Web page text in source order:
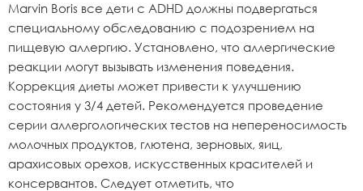
Marvin Boris все дети с ADHD должны подвергаться
специальному обследованию с подозрением на
пищевую аллергию. Установлено, что аллергические
реакции могут вызывать изменения поведения.
Коррекция диеты может привести к улучшению
состояния у 3/4 детей. Рекомендуется проведение
серии аллергологических тестов на непереносимость
молочных продуктов, глютена, зерновых, яиц,
арахисовых орехов, искусственных красителей и
консервантов. Следует отметить, что